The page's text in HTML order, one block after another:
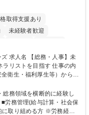
取得支援あり
未経験者歓迎
土日祝休み 寮・社宅あり
未
トを目指す 仕事の内
衛生・福利厚生等）からお
へ守備範囲を広げ、組織運
、健康経営推進等をお任せ
広く経験を積んでいただき
務領域を横断的に経験し
に取り組める方 ※労務経験